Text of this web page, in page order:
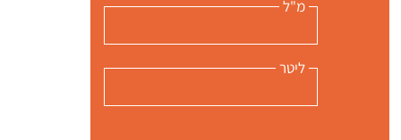
מ"ל
ליטר